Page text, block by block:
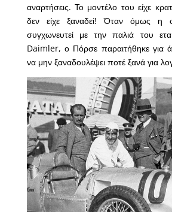
αναρτήσεις. Το μοντέλο του είχε
δεν είχε ξαναδεί! Όταν όμως η
συγχωνευτεί με την παλιά του
Daimler, ο Πόρσε παραιτήθηκε για
να μην ξαναδουλέψει ποτέ ξανά για